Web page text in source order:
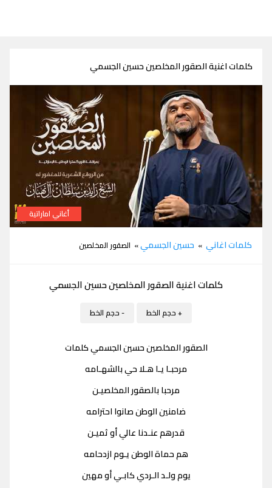
كلمات اغنية الصقور المخلصين حسين الجسمي
أغاني اماراتية
كلمات اغاني » حسين الجسمي» الصقور المخلصين
كلمات اغنية الصقور المخلصين حسين الجسمي
+ حجم الخط - حجم الخط
الصقور المخلصين حسين الجسمي كلمات
مرحبـا يـا هـلا حي بالشهـامه
مرحبا بالصقور المخلصيـن
ضامنين الوطن صانوا احترامه
قدرهم عنـدنا عالي أو ثميـن
هم حماة الوطن يـوم ازدحامه
يوم ولـد الـردي كابـي أو مهين